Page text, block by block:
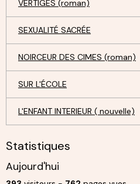
VERTIGES (roman)
SEXUALITÉ SACRÉE
NOIRCEUR DES CIMES (roman)
SUR L'ÉCOLE
L'ENFANT INTERIEUR ( nouvelle)
Statistiques
Aujourd'hui